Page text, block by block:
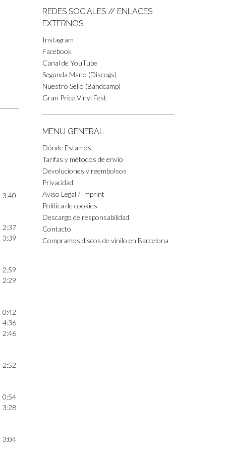
3:40
2:37
3:39
2:59
2:29
0:42
4:36
2:46
2:52
0:54
3:28
3:04
REDES SOCIALES // ENLACES
EXTERNOS
Instagram
Facebook
Canal de YouTube
Segunda Mano (Discogs)
Nuestro Sello (Bandcamp)
Gran Price Vinyl Fest
MENU GENERAL
Dónde Estamos
Tarifas y métodos de envío
Devoluciones y reembolsos
Privacidad
Aviso Legal / Imprint
Política de cookies
Descargo de responsabilidad
Contacto
Compramos discos de vinilo en Barcelona